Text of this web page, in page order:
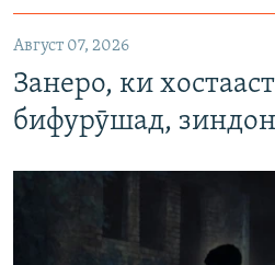
Август 07, 2026
Занеро, ки
бифурӯшад,